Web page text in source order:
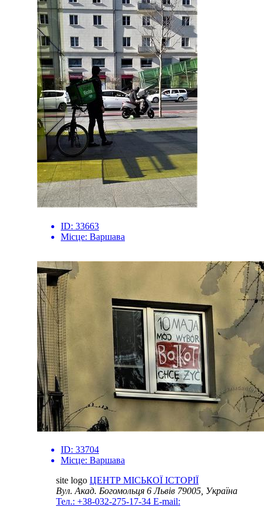
ID: 33663
Місце: Варшава
ID: 33704
Місце: Варшава
site logo ЦЕНТР МІСЬКОЇ ІСТОРІЇ
Вул. Акад. Богомольця 6Львів 79005, Україна
Тел.: +38-032-275-17-34 E-mail: